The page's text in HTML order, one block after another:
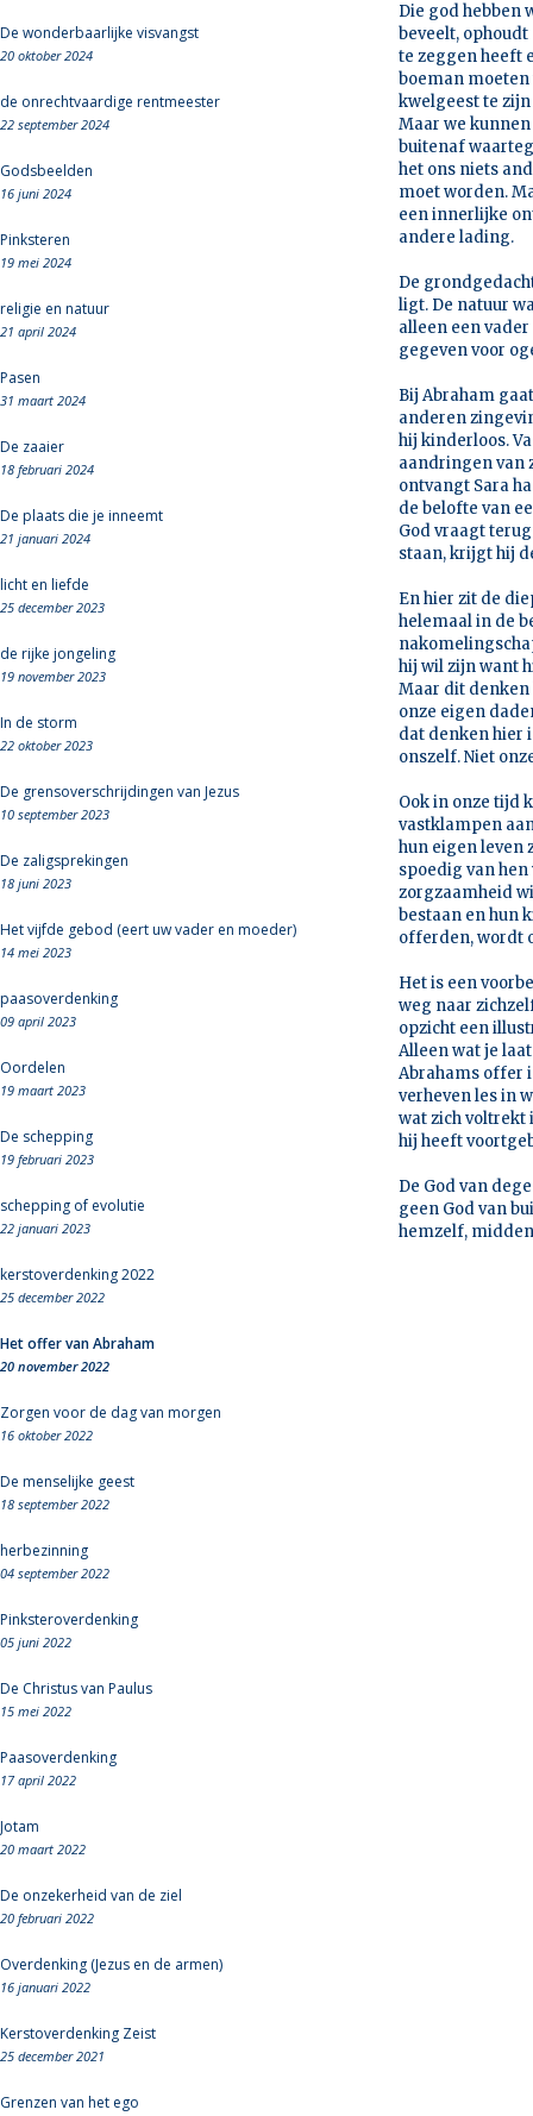
De wonderbaarlijke visvangst
20 oktober 2024
de onrechtvaardige rentmeester
22 september 2024
Godsbeelden
16 juni 2024
Pinksteren
19 mei 2024
religie en natuur
21 april 2024
Pasen
31 maart 2024
De zaaier
18 februari 2024
De plaats die je inneemt
21 januari 2024
licht en liefde
25 december 2023
de rijke jongeling
19 november 2023
In de storm
22 oktober 2023
De grensoverschrijdingen van Jezus
10 september 2023
De zaligsprekingen
18 juni 2023
Het vijfde gebod (eert uw vader en moeder)
14 mei 2023
paasoverdenking
09 april 2023
Oordelen
19 maart 2023
De schepping
19 februari 2023
schepping of evolutie
22 januari 2023
kerstoverdenking 2022
25 december 2022
Het offer van Abraham
20 november 2022
Zorgen voor de dag van morgen
16 oktober 2022
De menselijke geest
18 september 2022
herbezinning
04 september 2022
Pinksteroverdenking
05 juni 2022
De Christus van Paulus
15 mei 2022
Paasoverdenking
17 april 2022
Jotam
20 maart 2022
De onzekerheid van de ziel
20 februari 2022
Overdenking (Jezus en de armen)
16 januari 2022
Kerstoverdenking Zeist
25 december 2021
Grenzen van het ego
Die god hebben
beveelt,
te zeggen heeft
boeman moeten
kwelgeest te
Maar we
buitenaf
het ons niets
moet worden.
een innerlijke
andere lading.
De
ligt. De natuur
alleen een
gegeven voor
Bij Abraham
anderen
hij kinderloos.
aandringen van
ontvangt Sara
de belofte van
God vraagt
staan, krijgt hij
En hier zit de
helemaal in de
hij wil zijn want
Maar dit
onze eigen
dat denken hier
onszelf. Niet
Ook in onze tijd
vastklampen
hun eigen leven
spoedig van
zorgzaamheid
bestaan en hun
offerden, wordt
Het is een
weg naar
opzicht een
Alleen wat je
Abrahams offer
verheven les in
wat zich voltrekt
hij heeft
De God van
geen God van
hemzelf,